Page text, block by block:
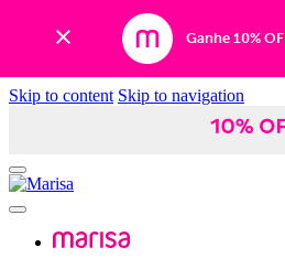
Ganhe 10%
Skip to content Skip to navigation